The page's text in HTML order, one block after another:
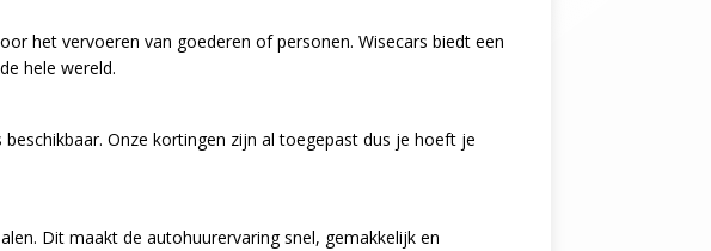
het vervoeren van goederen of personen. Wisecars biedt een
hele wereld.
Onze kortingen zijn al toegepast dus je hoeft je
Dit maakt de autohuurervaring snel, gemakkelijk en